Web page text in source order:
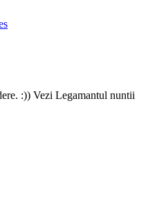
:)) Vezi Legamantul nuntii